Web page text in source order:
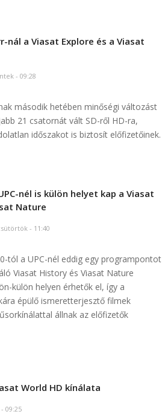
nál a Viasat Explore és a Viasat
- 09:28
második hetében minőségi változást
21 csatornát vált SD-ről HD-ra,
időszakot is biztosít előfizetőinek.
nél is külön helyet kap a Viasat
Nature
- 11:40
tól a UPC-nél eddig egy programpontot
Viasat History és Viasat Nature
külön helyen érhetők el, így a
épülő ismeretterjesztő filmek
állnak az előfizetők
World HD kínálata
09:25